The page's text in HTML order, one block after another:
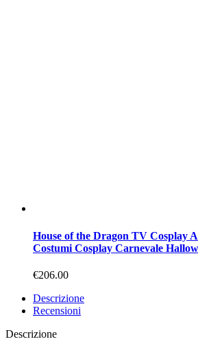
House of the Dragon TV Cosplay
Costumi Cosplay Carnevale
€206.00
Descrizione
Recensioni
Descrizione